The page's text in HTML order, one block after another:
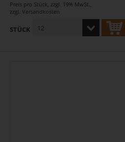
Preis pro Stück, zzgl. 19% MwSt.,
zzgl. Versandkosten
STÜCK